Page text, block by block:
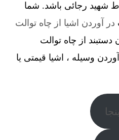
شهید رجائی باشد. شما
در آوردن اشیا از چاه توالت
از چاه توالت
وسیله ، اشیا قیمتی یا